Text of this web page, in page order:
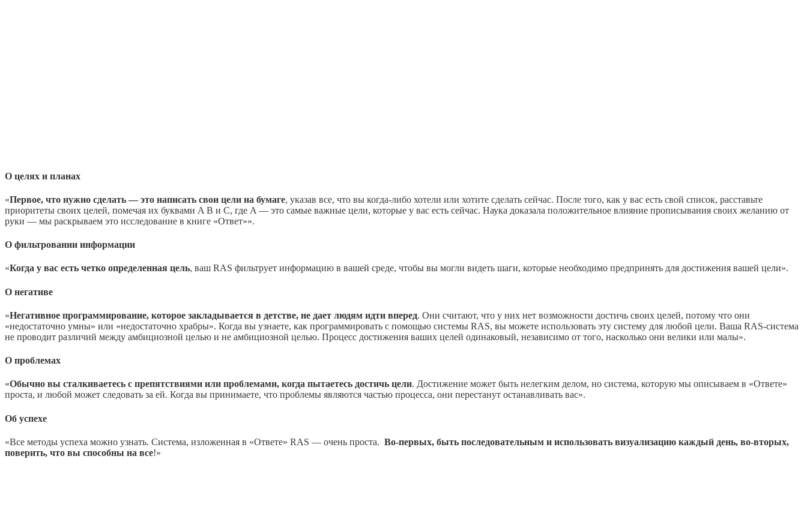
О целях и планах
«Первое, что нужно сделать — это написать свои цели на бумаге, указав все, что вы когда-либо хотели или хотите сделать сейчас. После того, как у вас есть свой список, расставьте
приоритеты своих целей, помечая их буквами A B и C, где A — это самые важные цели, которые у вас есть сейчас. Наука доказала положительное влияние прописывания своих желанию от
руки — мы раскрываем это исследование в книге «Ответ»».
О фильтровании информации
«Когда у вас есть четко определенная цель, ваш RAS фильтрует информацию в вашей среде, чтобы вы могли видеть шаги, которые необходимо предпринять для достижения вашей цели».
О негативе
«Негативное программирование, которое закладывается в детстве, не дает людям идти вперед. Они считают, что у них нет возможности достичь своих целей, потому что они
«недостаточно умны» или «недостаточно храбры». Когда вы узнаете, как программировать с помощью системы RAS, вы можете использовать эту систему для любой цели. Ваша RAS-система
не проводит различий между амбициозной целью и не амбициозной целью. Процесс достижения ваших целей одинаковый, независимо от того, насколько они велики или малы».
О проблемах
«Обычно вы сталкиваетесь с препятствиями или проблемами, когда пытаетесь достичь цели. Достижение может быть нелегким делом, но система, которую мы описываем в «Ответе»
проста, и любой может следовать за ей. Когда вы принимаете, что проблемы являются частью процесса, они перестанут останавливать вас».
Об успехе
«Все методы успеха можно узнать. Система, изложенная в «Ответе» RAS — очень проста. Во-первых, быть последовательным и использовать визуализацию каждый день, во-вторых,
поверить, что вы способны на все!»